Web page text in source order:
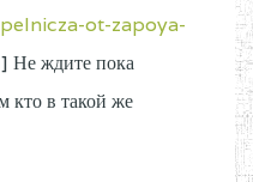
ot-zapoya-
ждите пока
кто в такой же